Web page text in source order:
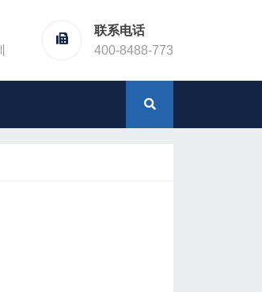
联系电话
400-8488-773